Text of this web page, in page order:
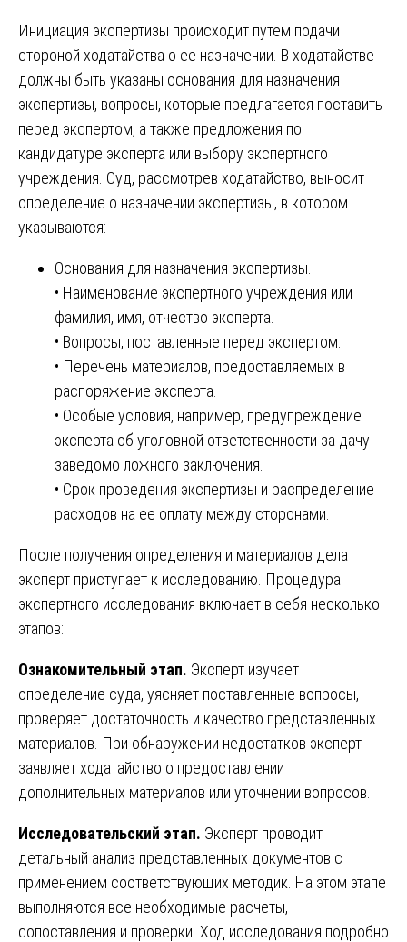
Инициация экспертизы происходит путем подачи
стороной ходатайства о ее назначении. В ходатайстве
должны быть указаны основания для назначения
экспертизы, вопросы, которые предлагается поставить
перед экспертом, а также предложения по
кандидатуре эксперта или выбору экспертного
учреждения. Суд, рассмотрев ходатайство, выносит
определение о назначении экспертизы, в котором
указываются:
Основания для назначения экспертизы.
• Наименование экспертного учреждения или
фамилия, имя, отчество эксперта.
• Вопросы, поставленные перед экспертом.
• Перечень материалов, предоставляемых в
распоряжение эксперта.
• Особые условия, например, предупреждение
эксперта об уголовной ответственности за дачу
заведомо ложного заключения.
• Срок проведения экспертизы и распределение
расходов на ее оплату между сторонами.
После получения определения и материалов дела
эксперт приступает к исследованию. Процедура
экспертного исследования включает в себя несколько
этапов:
Ознакомительный этап. Эксперт изучает
определение суда, уясняет поставленные вопросы,
проверяет достаточность и качество представленных
материалов. При обнаружении недостатков эксперт
заявляет ходатайство о предоставлении
дополнительных материалов или уточнении вопросов.
Исследовательский этап. Эксперт проводит
детальный анализ представленных документов с
применением соответствующих методик. На этом этапе
выполняются все необходимые расчеты,
сопоставления и проверки. Ход исследования подробно